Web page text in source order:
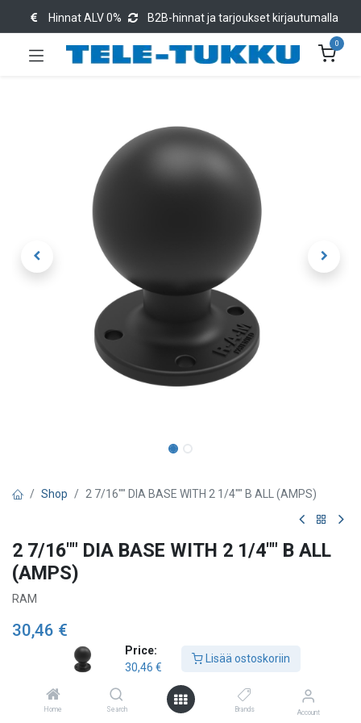
Price:
30,46 €
Lisää ostoskoriin
Home Search Brands Account
Hinnat ALV 0% B2B-hinnat ja tarjoukset kirjautumalla
0
Shop 2 7/16"" DIA BASE WITH 2 1/4"" B ALL (AMPS)
2 7/16"" DIA BASE WITH 2 1/4"" B ALL
(AMPS)
RAM
30,46 €
Lisää ostoskoriin